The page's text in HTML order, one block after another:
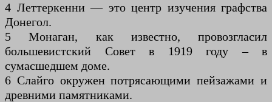
4 Леттеркенни — это центр изучения графства
Донегол.
5 Монаган, как известно, провозгласил
большевистский Совет в 1919 году – в
сумасшедшем доме.
6 Слайго окружен потрясающими пейзажами и
древними памятниками.